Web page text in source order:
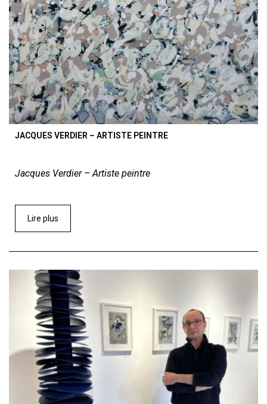
JACQUES VERDIER – ARTISTE PEINTRE
Jacques Verdier – Artiste peintre
Lire plus